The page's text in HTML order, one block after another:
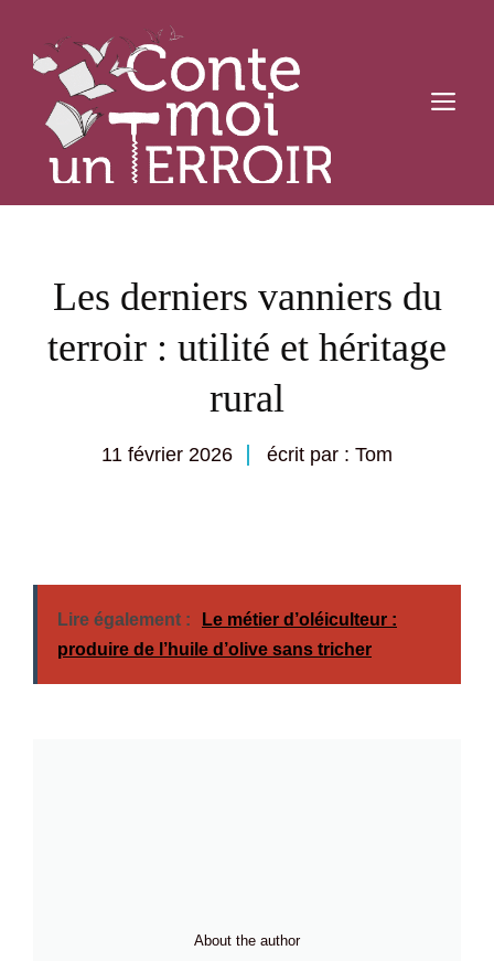
contenu
Les derniers vanniers du
terroir : utilité et héritage
rural
11 février 2026 écrit par : Tom
Lire également :
Le métier d’oléiculteur :
produire de l’huile d’olive sans tricher
About the author